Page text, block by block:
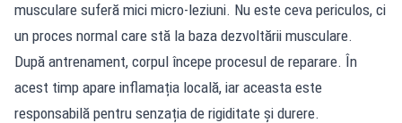
musculare suferă mici micro-leziuni. Nu este ceva periculos, ci
un proces normal care stă la baza dezvoltării musculare.
După antrenament, corpul începe procesul de reparare. În
acest timp apare inflamația locală, iar aceasta este
responsabilă pentru senzația de rigiditate și durere.